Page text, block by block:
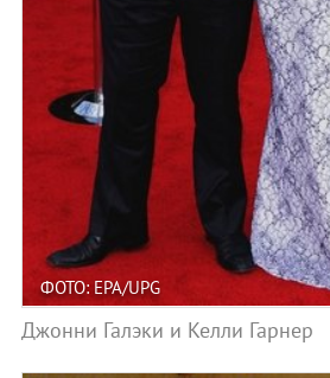
ФОТО: EPA/UPG
Джонни Галэки и Келли Гарнер